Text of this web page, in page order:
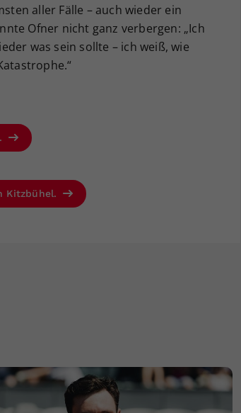
aller Fälle – auch wieder ein
Ofner nicht ganz verbergen: „Ich
was sein sollte – ich weiß, wie
Kitzbühel.